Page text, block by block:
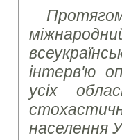
інтерв'ю
усіх
населення